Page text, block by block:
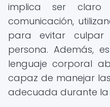
implica ser
comunicación,
para evitar
persona. Además,
lenguaje corporal
capaz de manejar
adecuada durante la